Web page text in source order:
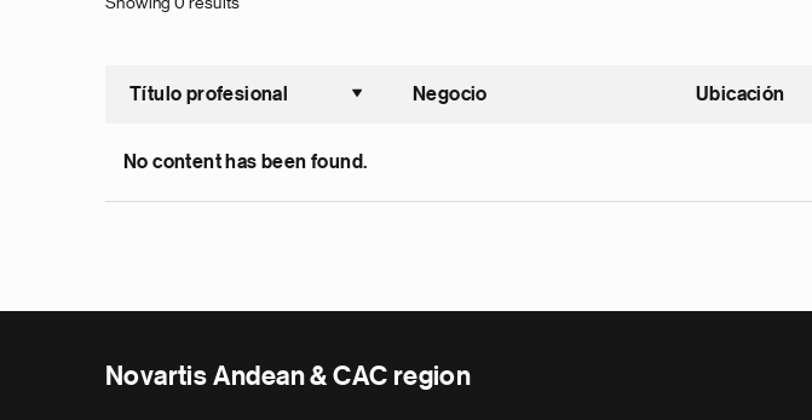
Título profesional
Ordenar ascendente
Negocio Ubicación
No content has been found.
Novartis Andean & CAC region